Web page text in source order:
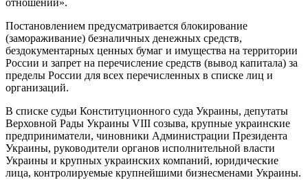
отношений».
Постановлением предусматривается блокирование
(замораживание) безналичных денежных средств,
бездокументарных ценных бумаг и имущества на территории
России и запрет на перечисление средств (вывод капитала) за
пределы России для всех перечисленных в списке лиц и
организаций.
В списке судьи Конституционного суда Украины, депутаты
Верховной Рады Украины VIII созыва, крупные украинские
предприниматели, чиновники Администрации Президента
Украины, руководители органов исполнительной власти
Украины и крупных украинских компаний, юридические
лица, контролируемые крупнейшими бизнесменами Украины.